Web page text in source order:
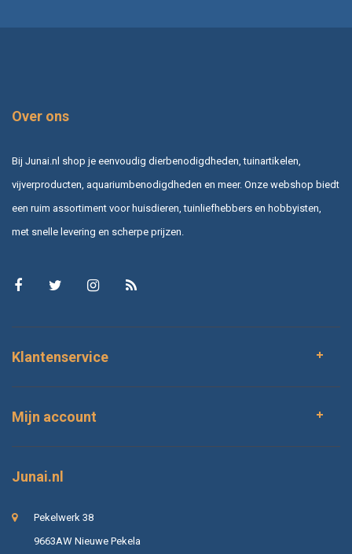
Over ons
Bij Junai.nl shop je eenvoudig dierbenodigdheden, tuinartikelen,
vijverproducten, aquariumbenodigdheden en meer. Onze webshop biedt
een ruim assortiment voor huisdieren, tuinliefhebbers en hobbyisten,
met snelle levering en scherpe prijzen.
Klantenservice
Mijn account
Junai.nl
Pekelwerk 38
9663AW Nieuwe Pekela